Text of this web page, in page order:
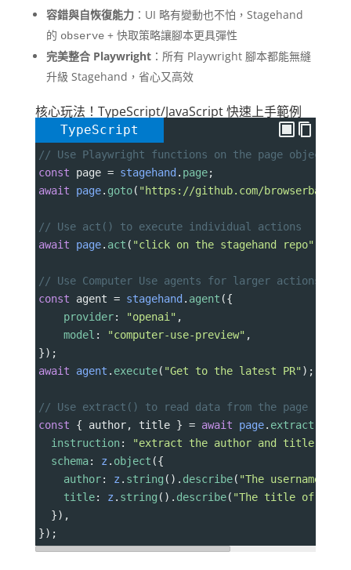
容錯與自恢復能力：UI 略有變動也不怕，Stagehand
的 observe+ 快取策略讓腳本更具彈性
完美整合 Playwright：所有 Playwright 腳本都能無縫
升級 Stagehand，省心又高效
核心玩法！TypeScript/JavaScript 快速上手範例
TypeScript
// Use Playwright functions on the page object
const
page = stagehand . page;
await
page. goto( "https://github.com/browserbase"
// Use act() to execute individual actions
await
page. act ( "click on the stagehand repo"
// Use Computer Use agents for larger actions
const
agent = stagehand . agent ({
provider: "openai" ,
model : "computer-use-preview" ,
});
await
agent . execute( "Get to the latest PR" );
// Use extract() to read data from the page
const { author, title } = await page. extract
instruction:
"extract the author and title of
schema: z . object ({
author: z . string (). describe( "The username of
title: z . string (). describe( "The title of the
  }),
});